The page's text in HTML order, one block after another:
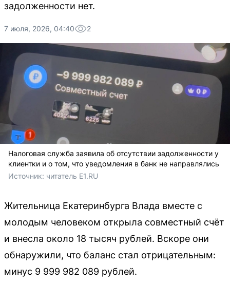
задолженности нет.
7 июля, 2026, 04:40 2
Налоговая служба заявила об отсутствии задолженности у
клиентки и о том, что уведомления в банк не направлялись
Источник: читатель E1.RU
Жительница Екатеринбурга Влада вместе с
молодым человеком открыла совместный счёт
и внесла около 18 тысяч рублей. Вскоре они
обнаружили, что баланс стал отрицательным:
минус 9 999 982 089 рублей.